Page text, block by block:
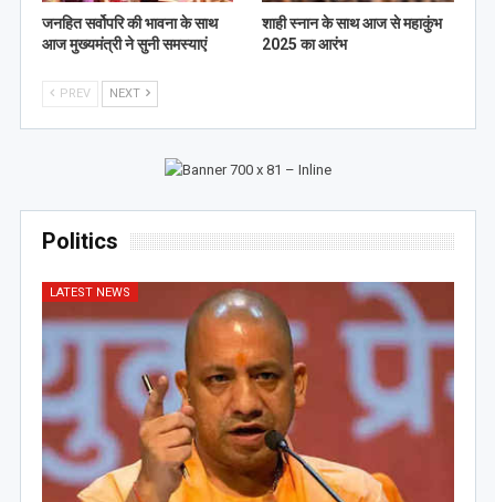
जनहित सर्वोपरि की भावना के साथ
आज मुख्यमंत्री ने सुनी समस्याएं
शाही स्नान के साथ आज से महाकुंभ
2025 का आरंभ
PREV NEXT
Politics
LATEST NEWS